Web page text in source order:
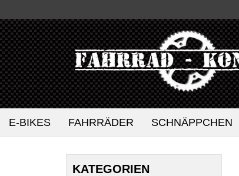
E-BIKES FAHRRÄDER SCHNÄPPCHEN
KATEGORIEN